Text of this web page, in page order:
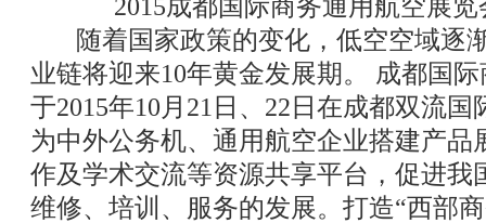
2015成都国际商务通用航空展览
随着国家政策的变化，低空空域逐
业链将迎来10年黄金发展期。 成都国
于2015年10月21日、22日在成都双流
为中外公务机、通用航空企业搭建产品
作及学术交流等资源共享平台，促进我
维修、培训、服务的发展。打造“西部